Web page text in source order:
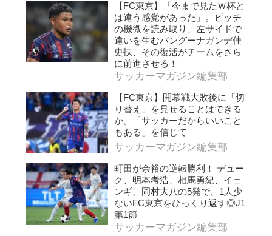
【FC東京】「今まで見たＷ杯と
は違う感覚があった」。ピッチ
の機微を読み取り、左サイドで
違いを生むバングーナガンデ佳
史扶、その復活がチームをさら
に前進させる！
サッカーマガジン編集部
【FC東京】開幕戦大敗後に「切
り替え」を見せることはできる
か。「サッカーだからいいこと
もある」を信じて
サッカーマガジン編集部
町田が余裕の逆転勝利！ デュー
ク、明本考浩、相馬勇紀、イェ
ンギ、岡村大八の5発で、1人少
ないFC東京をひっくり返す◎J1
第1節
サッカーマガジン編集部